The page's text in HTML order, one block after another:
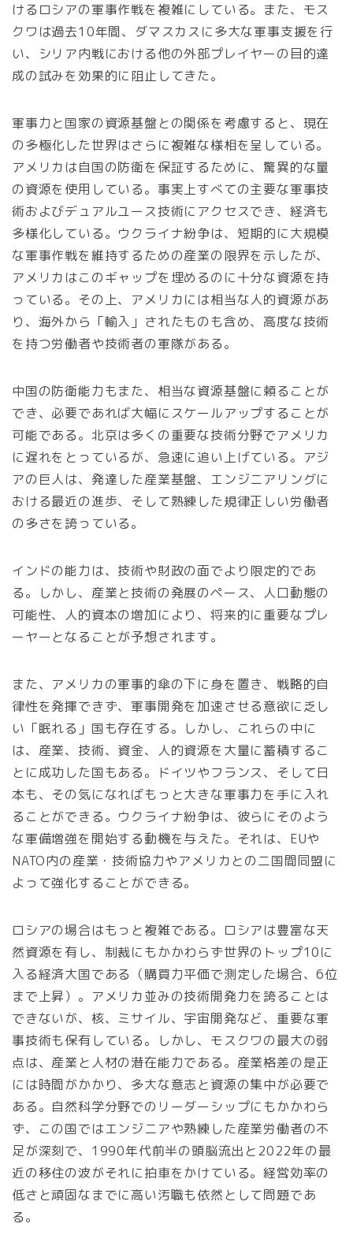
けるロシアの軍事作戦を複雑にしている。また、モス
クワは過去10年間、ダマスカスに多大な軍事支援を行
い、シリア内戦における他の外部プレイヤーの目的達
成の試みを効果的に阻止してきた。
軍事力と国家の資源基盤との関係を考慮すると、現在
の多極化した世界はさらに複雑な様相を呈している。
アメリカは自国の防衛を保証するために、驚異的な量
の資源を使用している。事実上すべての主要な軍事技
術およびデュアルユース技術にアクセスでき、経済も
多様化している。ウクライナ紛争は、短期的に大規模
な軍事作戦を維持するための産業の限界を示したが、
アメリカはこのギャップを埋めるのに十分な資源を持
っている。その上、アメリカには相当な人的資源があ
り、海外から「輸入」されたものも含め、高度な技術
を持つ労働者や技術者の軍隊がある。
中国の防衛能力もまた、相当な資源基盤に頼ることが
でき、必要であれば大幅にスケールアップすることが
可能である。北京は多くの重要な技術分野でアメリカ
に遅れをとっているが、急速に追い上げている。アジ
アの巨人は、発達した産業基盤、エンジニアリングに
おける最近の進歩、そして熟練した規律正しい労働者
の多さを誇っている。
インドの能力は、技術や財政の面でより限定的であ
る。しかし、産業と技術の発展のペース、人口動態の
可能性、人的資本の増加により、将来的に重要なプレ
ーヤーとなることが予想されます。
また、アメリカの軍事的傘の下に身を置き、戦略的自
律性を発揮できず、軍事開発を加速させる意欲に乏し
い「眠れる」国も存在する。しかし、これらの中に
は、産業、技術、資金、人的資源を大量に蓄積するこ
とに成功した国もある。ドイツやフランス、そして日
本も、その気になればもっと大きな軍事力を手に入れ
ることができる。ウクライナ紛争は、彼らにそのよう
な軍備増強を開始する動機を与えた。それは、EUや
NATO内の産業・技術協力やアメリカとの二国間同盟に
よって強化することができる。
ロシアの場合はもっと複雑である。ロシアは豊富な天
然資源を有し、制裁にもかかわらず世界のトップ10に
入る経済大国である（購買力平価で測定した場合、6位
まで上昇）。アメリカ並みの技術開発力を誇ることは
できないが、核、ミサイル、宇宙開発など、重要な軍
事技術も保有している。しかし、モスクワの最大の弱
点は、産業と人材の潜在能力である。産業格差の是正
には時間がかかり、多大な意志と資源の集中が必要で
ある。自然科学分野でのリーダーシップにもかかわら
ず、この国ではエンジニアや熟練した産業労働者の不
足が深刻で、1990年代前半の頭脳流出と2022年の最
近の移住の波がそれに拍車をかけている。経営効率の
低さと頑固なまでに高い汚職も依然として問題であ
る。